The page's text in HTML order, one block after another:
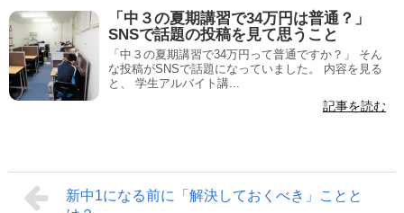
「中３の夏期講習で34万円は普通？」
SNSで話題の投稿を見て思うこと
「中３の夏期講習で34万円って普通ですか？」 そん
な投稿がSNSで話題になっていました。 内容を見る
と、 学生アルバイト講...
記事を読む
新中1になる前に「解決しておくべき」ことと